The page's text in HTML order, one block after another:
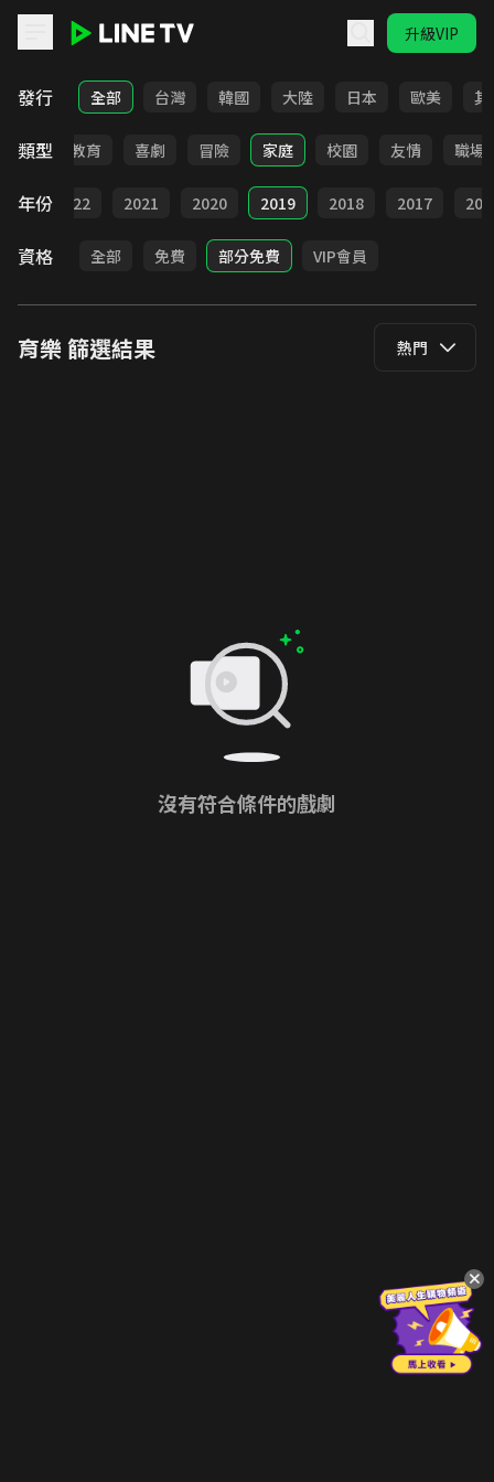
升級VIP
LINE TV - 育樂
發行 全部 台灣 韓國 大陸 日本 歐美 其
類型
日常 教育 喜劇 冒險 家庭 校園 友情 職場
年份 2022 2021 2020 2019 2018 2017
資格 全部 免費 部分免費 VIP會員
育樂篩選結果 熱門
沒有符合條件的戲劇